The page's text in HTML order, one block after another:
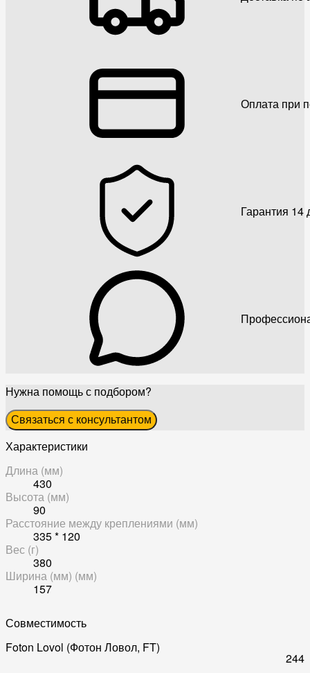
Оплата при
Гарантия 14
Нужна помощь с подбором?
Связаться с консультантом
Характеристики
Длина (мм)
430
Высота (мм)
90
Расстояние между креплениями (мм)
335 * 120
Вес (г)
380
Ширина (мм) (мм)
157
Совместимость
Foton Lovol (Фотон Ловол, FT)
244